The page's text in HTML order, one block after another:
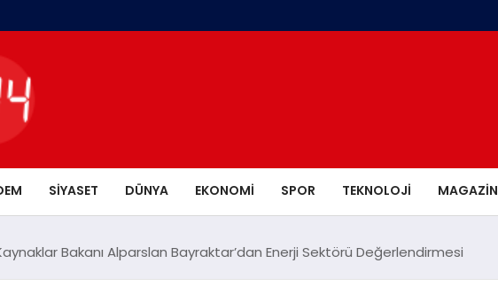
SIYASET DÜNYA EKONOMI SPOR TEKNOLOJI MAGAZIN
Bakanı Alparslan Bayraktar’dan Enerji Sektörü Değerlendirmesi